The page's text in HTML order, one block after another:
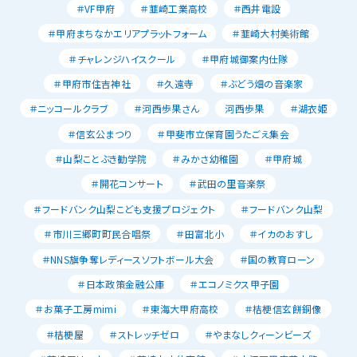
＃VF甲府
＃韮崎工業高校
＃西井電設
＃甲府まちなかエリアプラットフォーム
＃韮崎大村美術館
＃チャレンジハイスクール
＃甲府城御案内仕隊
＃甲府市住吉神社
＃久遠寺
＃ぶどう畑の音楽家
＃ニッコールクラブ
＃河西歩果さん 河西歩果
＃湖衣姫
＃信玄公まつり
＃甲斐市立保育園うたごえ集会
＃山梨ことぶき勧学院
＃みかさ幼稚園
＃甲府城
＃開花コンサート
＃武田の里音楽祭
＃フードバンク山梨こども支援プロジェクト
＃フードバンク山梨
＃市川三郷町町民合唱祭
＃田富北小
＃イカのおすし
＃NNS旗争奪レディースソフトボール大会
＃国の教育ローン
＃日本政策金融公庫
＃エコノミクス甲子園
＃お菓子工房mimi
＃東海大甲府高校
＃桔梗信玄餅銅像
＃桔梗屋
＃ストレッチゼロ
＃やまなしクィーンビーズ